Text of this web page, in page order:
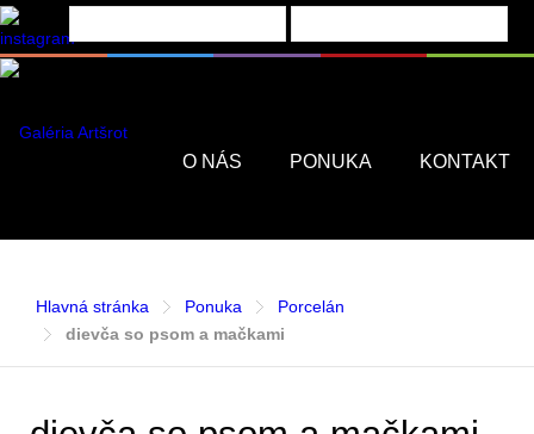
O NÁS PONUKA KONTAKT
Hlavná stránka Ponuka
Porcelán
dievča so psom a mačkami